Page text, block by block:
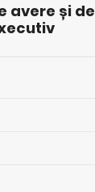
avere și de